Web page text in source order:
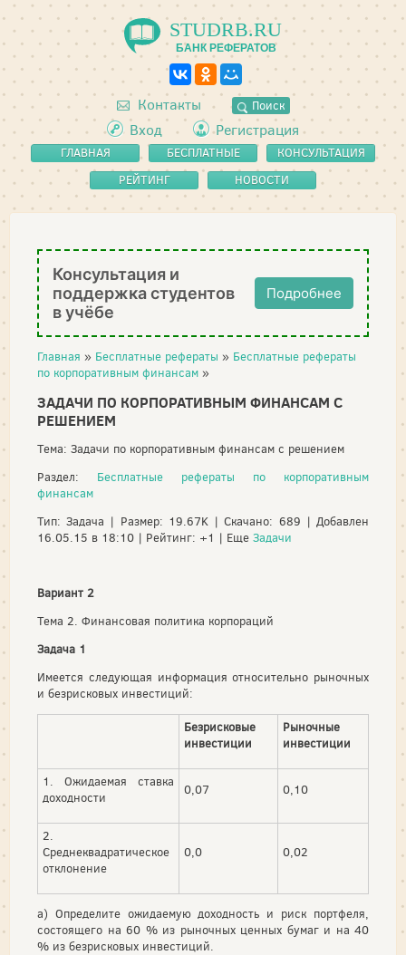
STUDRB.RU
БАНК РЕФЕРАТОВ
Контакты Поиск
Вход Регистрация
ГЛАВНАЯ
БЕСПЛАТНЫЕ
РЕФЕРАТЫ
КОНСУЛЬТАЦИЯ
РЕЙТИНГ
НОВОСТИ
Консультация и
поддержка студентов
в учёбе
Подробнее
Главная » Бесплатные рефераты » Бесплатные рефераты
по корпоративным финансам »
ЗАДАЧИ ПО КОРПОРАТИВНЫМ ФИНАНСАМ С
РЕШЕНИЕМ
Тема: Задачи по корпоративным финансам с решением
Раздел: Бесплатные рефераты по корпоративным
финансам
Тип: Задача | Размер: 19.67K | Скачано: 689 | Добавлен
16.05.15 в 18:10 | Рейтинг: +1 | Еще Задачи
Вариант 2
Тема 2. Финансовая политика корпораций
Задача 1
Имеется следующая информация относительно рыночных
и безрисковых инвестиций:
Безрисковые
инвестиции
Рыночные
инвестиции
1. Ожидаемая ставка
доходности
0,07 0,10
2.
Среднеквадратическое
отклонение
0,0 0,02
а) Определите ожидаемую доходность и риск портфеля,
состоящего на 60 % из рыночных ценных бумаг и на 40
% из безрисковых инвестиций.